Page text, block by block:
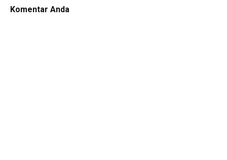
Komentar Anda